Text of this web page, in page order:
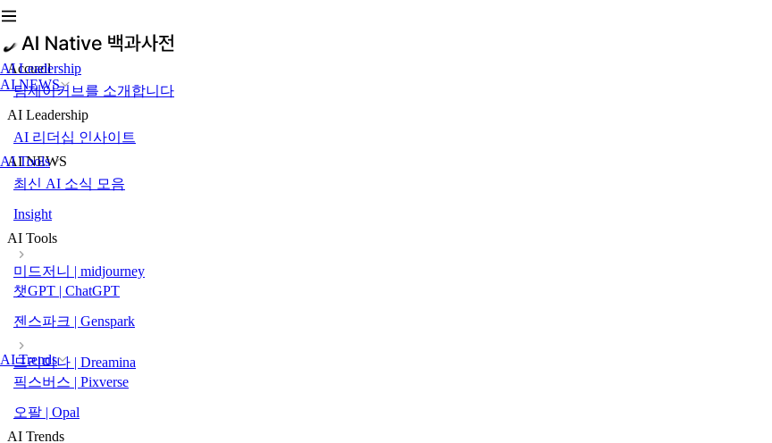
AI Leadership
AI NEWS
AI Tools
AI Trends
Accueil
팀제이커브를 소개합니다
AI Leadership
AI 리더십 인사이트
AI NEWS
최신 AI 소식 모음
Insight
AI Tools
미드저니 | midjourney
챗GPT | ChatGPT
젠스파크 | Genspark
드리미나 | Dreamina
픽스버스 | Pixverse
오팔 | Opal
AI Trends